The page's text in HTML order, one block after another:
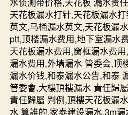
天花板漏水打针,天花板漏水
英文,马桶漏水英文,天花板漏
ptt,顶楼漏水费用,地下室漏水
天花板漏水费用,窗框漏水费
漏水费用,外墙漏水 管委会,顶
漏水价钱,和泰漏水公告,和泰
管委會,大樓頂樓漏水 責任歸
責任歸屬 判例,頂樓天花板漏
水 算誰的,家泰建设漏水,3m